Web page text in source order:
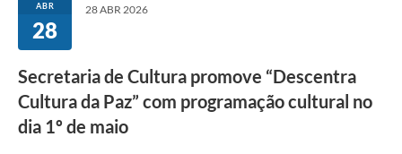
ABR
28
28 ABR 2026
Secretaria de Cultura promove “Descentra
Cultura da Paz” com programação cultural no
dia 1º de maio